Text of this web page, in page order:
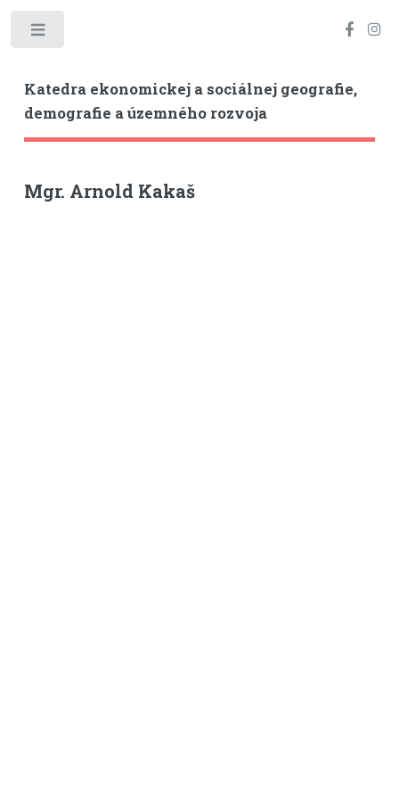
Katedra ekonomickej a sociálnej geografie,
demografie a územného rozvoja
Mgr. Arnold Kakaš